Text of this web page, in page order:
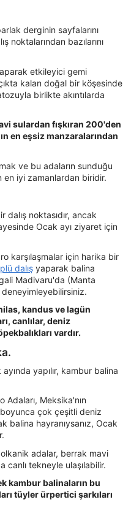
derginin sayfalarını
noktalarından bazılarını
etkileyici gemi
kalan doğal bir köşesinde
birlikte akıntılarda
sulardan fışkıran 200'den
en eşsiz manzaralarından
ve bu adaların sunduğu
iyi zamanlardan biridir.
dalış noktasıdır, ancak
Ocak ayı ziyaret için
karşılaşmalar için harika bir
dalış yaparak balina
Madivaru'da (Manta
kandus ve lagün
canlılar, deniz
vardır.
yapılır, kambur balina
Adaları, Meksika'nın
boyunca çok çeşitli deniz
balina hayranıysanız, Ocak
adalar, berrak mavi
canlı tekneyle ulaşılabilir.
kambur balinaların bu
tüyler ürpertici şarkıları